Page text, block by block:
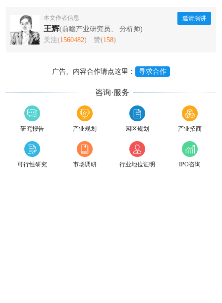
本文作者信息
王辉(前瞻产业研究员、 分析师)
关注(1560482) 赞(158)
邀请演讲
广告、内容合作请点这里： 寻求合作
咨询·服务
研究报告 产业规划 园区规划 产业招商
可行性研究 市场调研 行业地位证明 IPO咨询